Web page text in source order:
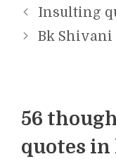
Insulting
Bk
56
quotes